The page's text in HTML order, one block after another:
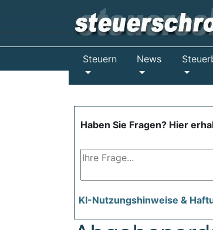
Steuern News
Haben Sie Fragen? Hier
KI-Nutzungshinweise &